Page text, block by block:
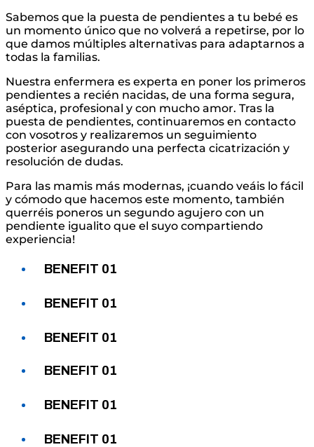
Sabemos que la puesta de pendientes a tu bebé es
un momento único que no volverá a repetirse, por lo
que damos múltiples alternativas para adaptarnos a
todas la familias.
Nuestra enfermera es experta en poner los primeros
pendientes a recién nacidas, de una forma segura,
aséptica, profesional y con mucho amor. Tras la
puesta de pendientes, continuaremos en contacto
con vosotros y realizaremos un seguimiento
posterior asegurando una perfecta cicatrización y
resolución de dudas.
Para las mamis más modernas, ¡cuando veáis lo fácil
y cómodo que hacemos este momento, también
querréis poneros un segundo agujero con un
pendiente igualito que el suyo compartiendo
experiencia!
BENEFIT 01
BENEFIT 01
BENEFIT 01
BENEFIT 01
BENEFIT 01
BENEFIT 01